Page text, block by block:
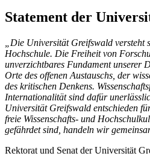
Statement der
„Die Universität Greifswald versteht
Hochschule. Die Freiheit von
unverzichtbares Fundament unserer
Orte des offenen Austauschs, der
des kritischen Denkens.
Internationalität sind dafür
Universität Greifswald entschieden
freie Wissenschafts- und
gefährdet sind, handeln wir
Rektorat und Senat der Universität